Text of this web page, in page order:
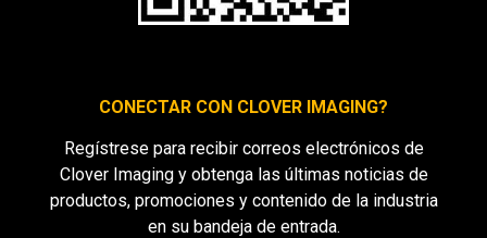
CONECTAR CON CLOVER IMAGING?
Regístrese para recibir correos electrónicos de
Clover Imaging y obtenga las últimas noticias de
productos, promociones y contenido de la industria
en su bandeja de entrada.